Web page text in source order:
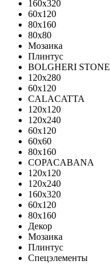
160x320
60x120
80x160
80x80
Мозаика
Плинтус
BOLGHERI STONE
120x280
60x120
CALACATTA
120x120
120x240
60x120
60x60
80x160
COPACABANA
120x120
120x240
160x320
60x120
80x160
Декор
Мозаика
Плинтус
Спецэлементы